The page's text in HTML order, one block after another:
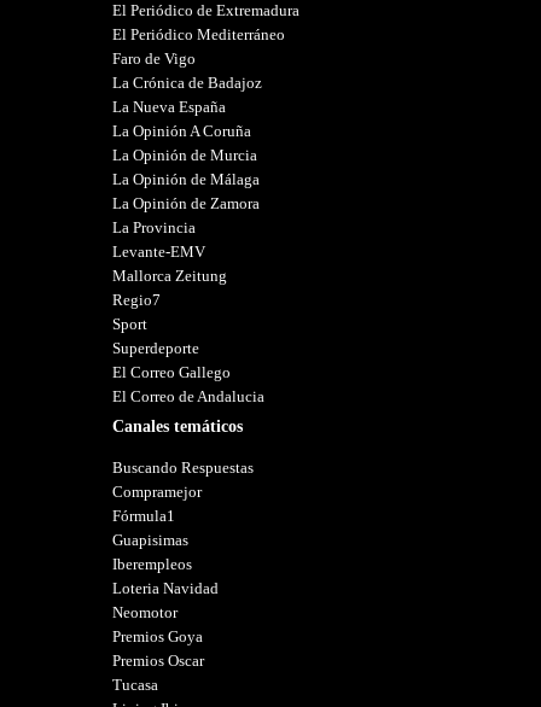
El Periódico de Extremadura
El Periódico Mediterráneo
Faro de Vigo
La Crónica de Badajoz
La Nueva España
La Opinión A Coruña
La Opinión de Murcia
La Opinión de Málaga
La Opinión de Zamora
La Provincia
Levante-EMV
Mallorca Zeitung
Regio7
Sport
Superdeporte
El Correo Gallego
El Correo de Andalucia
Canales temáticos
Buscando Respuestas
Compramejor
Fórmula1
Guapisimas
Iberempleos
Loteria Navidad
Neomotor
Premios Goya
Premios Oscar
Tucasa